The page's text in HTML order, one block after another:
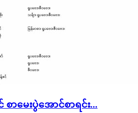
ာမေးပွဲအောင်စာရင်း...